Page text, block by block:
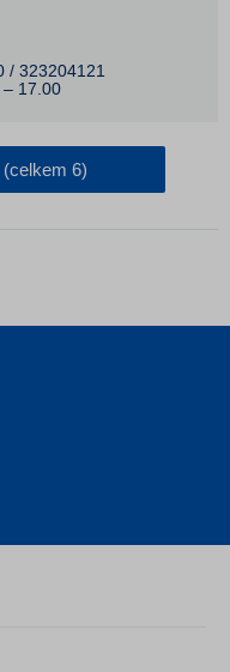
/ 323204121
17.00
6)